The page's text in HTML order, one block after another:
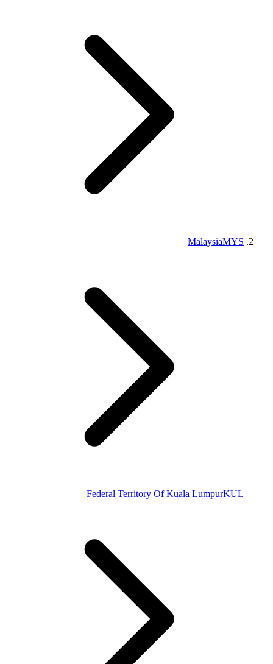
MalaysiaMYS
Federal Territory Of Kuala LumpurKUL